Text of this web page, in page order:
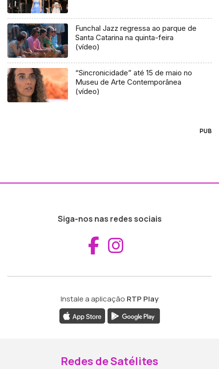
Funchal Jazz regressa ao parque de
Santa Catarina na quinta-feira
(vídeo)
“Sincronicidade” até 15 de maio no
Museu de Arte Contemporânea
(vídeo)
PUB
Siga-nos nas redes sociais
Aceder ao
Instale a aplicação RTP Play
Redes de Satélites